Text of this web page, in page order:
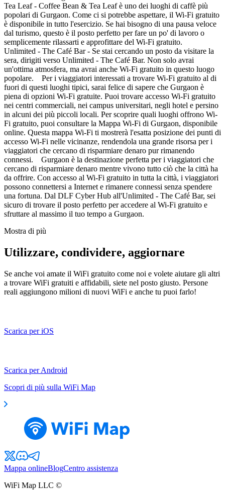
Tea Leaf - Coffee Bean & Tea Leaf è uno dei luoghi di caffè più
popolari di Gurgaon. Come ci si potrebbe aspettare, il Wi-Fi gratuito
è disponibile in tutto l'esercizio. Se hai bisogno di una pausa veloce
dal turismo, questo è il posto perfetto per fare un po' di lavoro o
semplicemente rilassarti e approfittare del Wi-Fi gratuito.
Unlimited - The Café Bar - Se stai cercando un posto da visitare la
sera, dirigiti verso Unlimited - The Café Bar. Non solo avrai
un'ottima atmosfera, ma avrai anche Wi-Fi gratuito in questo luogo
popolare. Per i viaggiatori interessati a trovare Wi-Fi gratuito al di
fuori di questi luoghi tipici, sarai felice di sapere che Gurgaon è
piena di opzioni Wi-Fi gratuite. Puoi trovare accesso Wi-Fi gratuito
nei centri commerciali, nei campus universitari, negli hotel e persino
in alcuni dei più piccoli locali. Per scoprire quali luoghi offrono Wi-
Fi gratuito, puoi consultare la Mappa Wi-Fi di Gurgaon, disponibile
online. Questa mappa Wi-Fi ti mostrerà l'esatta posizione dei punti di
accesso Wi-Fi nelle vicinanze, rendendola una grande risorsa per i
viaggiatori che cercano di risparmiare denaro pur rimanendo
connessi. Gurgaon è la destinazione perfetta per i viaggiatori che
cercano di risparmiare denaro mentre vivono tutto ciò che la città ha
da offrire. Con accesso al Wi-Fi gratuito in tutta la città, i viaggiatori
possono connettersi a Internet e rimanere connessi senza spendere
una fortuna. Dal DLF Cyber Hub all'Unlimited - The Café Bar, sei
sicuro di trovare il posto perfetto per accedere al Wi-Fi gratuito e
sfruttare al massimo il tuo tempo a Gurgaon.
Mostra di più
Utilizzare, condividere, aggiornare
Se anche voi amate il WiFi gratuito come noi e volete aiutare gli altri
a trovare WiFi gratuiti e affidabili, siete nel posto giusto. Persone
reali aggiungono milioni di nuovi WiFi e anche tu puoi farlo!
Scarica per iOS
Scarica per Android
Scopri di più sulla WiFi Map
Mappa onlineBlogCentro assistenza
WiFi Map LLC ©